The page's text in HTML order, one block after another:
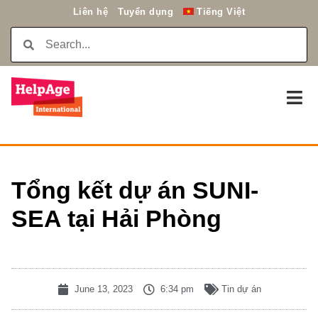
Liên hệ Tuyển dụng Tiếng Việt
Tổng kết dự án SUNI-
SEA tại Hải Phòng
June 13, 2023 6:34 pm Tin dự án